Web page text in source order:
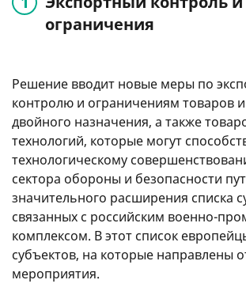
ограничения
Решение вводит новые меры по
контролю и ограничениям товаров
двойного назначения, а также
технологий, которые могут
технологическому
сектора обороны и безопасности
значительного расширения списка
связанных с российским военно-
комплексом. В этот список
субъектов, на которые направлены
мероприятия.